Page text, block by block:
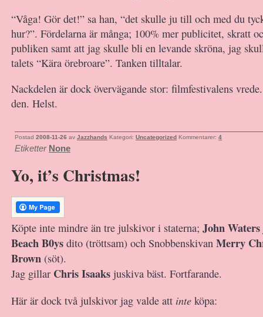
“Våga! Gör det!” sa han, “det skulle ju till och med du
hur?”. Fördelarna är många; 100% mer publicitet, skratt
publiken samt att jag skulle bli en levande skröna, jag
talets “Kära örebroare”. Tanken tilltalar.
Nackdelen är dock övervägande stor: filmfestivalens
den. Helst.
Postad 2008-11-26 av Jazzhands Kategori: Uncategorized Kommentarer: 4
Etiketter None
Yo, it’s Christmas!
Köpte inte mindre än tre julskivor i staterna; John Waters
Beach B0ys dito (tröttsam) och Snobbenskivan Merry
Brown (söt).
Jag gillar Chris Isaaks juskiva bäst. Fortfarande.
Här är dock två julskivor jag valde att inte köpa: